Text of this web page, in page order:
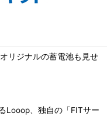
リジナルの蓄電池も見せ
Looop、独自の「FITサー